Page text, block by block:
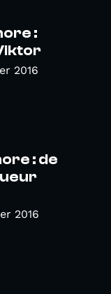
:
2016
: de
2016